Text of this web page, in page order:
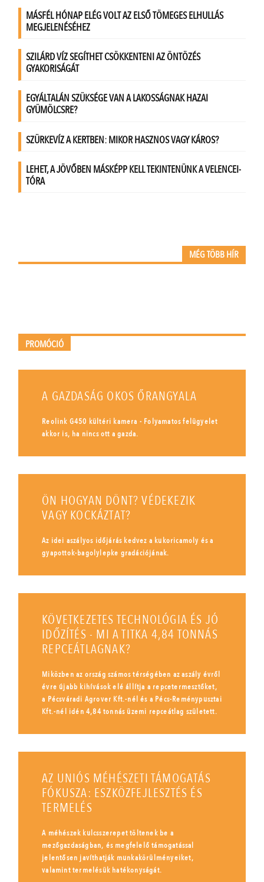
MÉG TÖBB HÍR
PROMÓCIÓ
A GAZDASÁG OKOS ŐRANGYALA
Reolink G450 kültéri kamera - Folyamatos felügyelet
akkor is, ha nincs ott a gazda.
ÖN HOGYAN DÖNT? VÉDEKEZIK
VAGY KOCKÁZTAT?
Az idei aszályos időjárás kedvez a kukoricamoly és a
gyapottok-bagolylepke gradációjának.
KÖVETKEZETES TECHNOLÓGIA ÉS JÓ
IDŐZÍTÉS - MI A TITKA 4,84 TONNÁS
REPCEÁTLAGNAK?
Miközben az ország számos térségében az aszály évről
évre újabb kihívások elé állítja a repcetermesztőket,
a Pécsváradi Agrover Kft.-nél és a Pécs-Reménypusztai
Kft.-nél idén 4,84 tonnás üzemi repceátlag született.
AZ UNIÓS MÉHÉSZETI TÁMOGATÁS
FÓKUSZA: ESZKÖZFEJLESZTÉS ÉS
TERMELÉS
A méhészek kulcsszerepet töltenek be a
mezőgazdaságban, és megfelelő támogatással
jelentősen javíthatják munkakörülményeiket,
valamint termelésük hatékonyságát.